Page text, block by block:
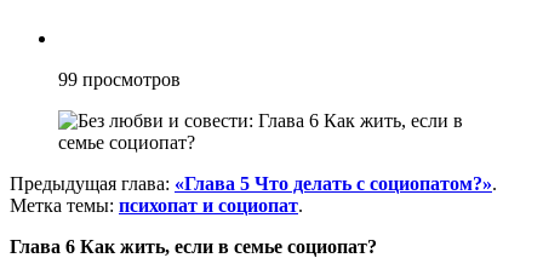
99 просмотров
Предыдущая глава: «Глава 5 Что делать с социопатом?».
Метка темы: психопат и социопат.
Глава 6 Как жить, если в семье социопат?